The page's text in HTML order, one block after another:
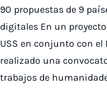
90 propuestas de 9
digitales En un
USS en conjunto con
realizado una
trabajos de